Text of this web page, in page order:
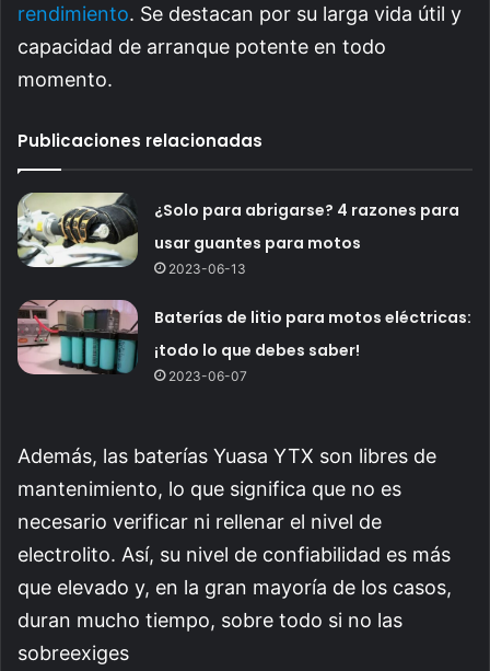
rendimiento. Se destacan por su larga vida útil y
capacidad de arranque potente en todo
momento.
Publicaciones relacionadas
¿Solo para abrigarse? 4 razones para
usar guantes para motos
2023-06-13
Baterías de litio para motos eléctricas:
¡todo lo que debes saber!
2023-06-07
Además, las baterías Yuasa YTX son libres de
mantenimiento, lo que significa que no es
necesario verificar ni rellenar el nivel de
electrolito. Así, su nivel de confiabilidad es más
que elevado y, en la gran mayoría de los casos,
duran mucho tiempo, sobre todo si no las
sobreexiges